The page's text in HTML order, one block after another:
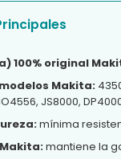
100% original
Makita:
JS8000,
mínima
mantiene la